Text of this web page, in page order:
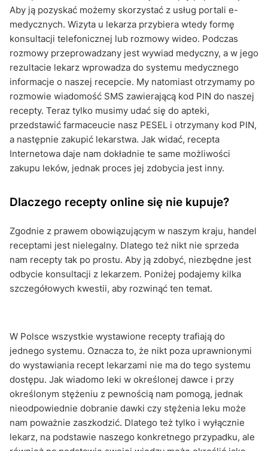
Aby ją pozyskać możemy skorzystać z usług portali e-
medycznych. Wizyta u lekarza przybiera wtedy formę
konsultacji telefonicznej lub rozmowy wideo. Podczas
rozmowy przeprowadzany jest wywiad medyczny, a w jego
rezultacie lekarz wprowadza do systemu medycznego
informacje o naszej recepcie. My natomiast otrzymamy po
rozmowie wiadomość SMS zawierającą kod PIN do naszej
recepty. Teraz tylko musimy udać się do apteki,
przedstawić farmaceucie nasz PESEL i otrzymany kod PIN,
a następnie zakupić lekarstwa. Jak widać, recepta
Internetowa daje nam dokładnie te same możliwości
zakupu leków, jednak proces jej zdobycia jest inny.
Dlaczego recepty online się nie kupuje?
Zgodnie z prawem obowiązującym w naszym kraju, handel
receptami jest nielegalny. Dlatego też nikt nie sprzeda
nam recepty tak po prostu. Aby ją zdobyć, niezbędne jest
odbycie konsultacji z lekarzem. Poniżej podajemy kilka
szczegółowych kwestii, aby rozwinąć ten temat.
W Polsce wszystkie wystawione recepty trafiają do
jednego systemu. Oznacza to, że nikt poza uprawnionymi
do wystawiania recept lekarzami nie ma do tego systemu
dostępu. Jak wiadomo leki w określonej dawce i przy
określonym stężeniu z pewnością nam pomogą, jednak
nieodpowiednie dobranie dawki czy stężenia leku może
nam poważnie zaszkodzić. Dlatego też tylko i wyłącznie
lekarz, na podstawie naszego konkretnego przypadku, ale